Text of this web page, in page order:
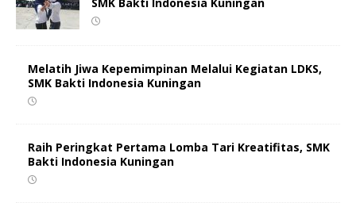
Melatih Jiwa Kepemimpinan Melalui Kegiatan LDKS,
SMK Bakti Indonesia Kuningan
Raih Peringkat Pertama Lomba Tari Kreatifitas, SMK
Bakti Indonesia Kuningan